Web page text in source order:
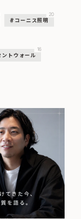
コーニス照明
20
ントウォール
16